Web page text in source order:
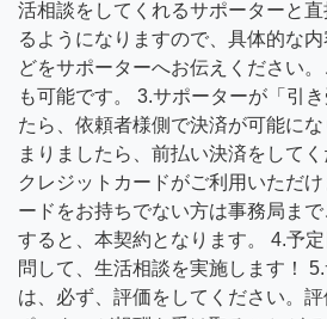
活相談をしてくれるサポーターと
るようになりますので、具体的な
どをサポーターへお伝えください
も可能です。 3.サポーターが「引
たら、依頼者様側で決済が可能に
まりましたら、前払い決済をしてく
クレジットカードがご利用いただ
ードをお持ちでない方は事務局ま
すると、本契約となります。 4.予
問して、生活相談を実施します！
は、必ず、評価をしてください。